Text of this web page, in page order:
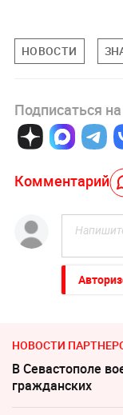
НОВОСТИ
Подписаться
Комментарий
НОВОСТИ
В Севастополе
гражданских